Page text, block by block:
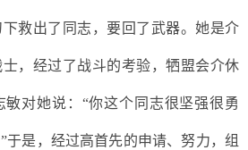
救出了同志，要回了武器。她是介
，经过了战斗的考验，牺盟会介休
对她说： “你这个同志很坚强很勇
于是，经过高首先的申请、努力，组